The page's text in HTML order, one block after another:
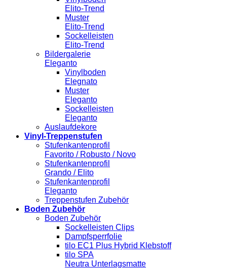
Elito-Trend
Muster
Elito-Trend
Sockelleisten
Elito-Trend
Bildergalerie
Eleganto
Vinylboden
Elegnato
Muster
Eleganto
Sockelleisten
Eleganto
Auslaufdekore
Vinyl-Treppenstufen
Stufenkantenprofil
Favorito / Robusto / Novo
Stufenkantenprofil
Grando / Elito
Stufenkantenprofil
Eleganto
Treppenstufen Zubehör
Boden Zubehör
Boden Zubehör
Sockelleisten Clips
Dampfsperrfolie
tilo EC1 Plus Hybrid Klebstoff
tilo SPA
Neutra Unterlagsmatte